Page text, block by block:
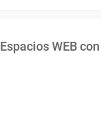
Espacios WEB